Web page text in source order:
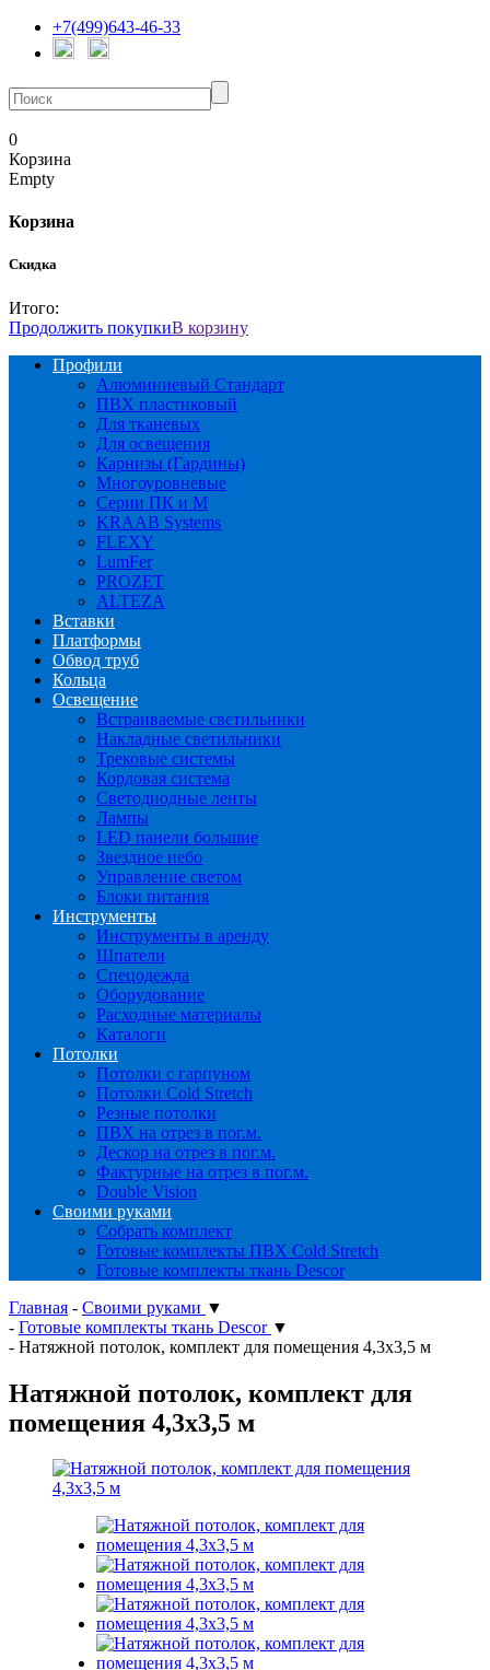
+7(499)643-46-33
0
Корзина
Empty
Корзина
Скидка
Итого:
Продолжить покупкиВ корзину
Профили
Алюминиевый Стандарт
ПВХ пластиковый
Для тканевых
Для освещения
Карнизы (Гардины)
Многоуровневые
Серии ПК и М
KRAAB Systems
FLEXY
LumFer
PROZET
ALTEZA
Вставки
Платформы
Обвод труб
Кольца
Освещение
Встраиваемые светильники
Накладные светильники
Трековые системы
Кордовая система
Светодиодные ленты
Лампы
LED панели большие
Звездное небо
Управление светом
Блоки питания
Инструменты
Инструменты в аренду
Шпатели
Спецодежда
Оборудование
Расходные материалы
Каталоги
Потолки
Потолки с гарпуном
Потолки Cold Stretch
Резные потолки
ПВХ на отрез в пог.м.
Дескор на отрез в пог.м.
Фактурные на отрез в пог.м.
Double Vision
Своими руками
Собрать комплект
Готовые комплекты ПВХ Cold Stretch
Готовые комплекты ткань Descor
Главная - Своими руками ▼
- Готовые комплекты ткань Descor ▼
- Натяжной потолок, комплект для помещения 4,3x3,5 м
Натяжной потолок, комплект для
помещения 4,3x3,5 м